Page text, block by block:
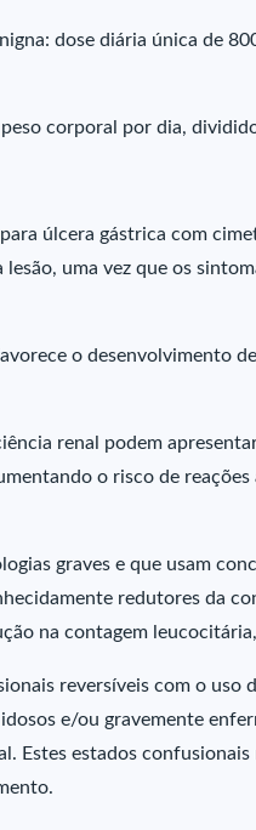
dose diária única de
corporal por dia,
úlcera gástrica com
uma vez que os
o desenvolvimento
renal podem
o risco de
graves e que usam
redutores da
na contagem
reversíveis com o uso
e/ou gravemente
Estes estados